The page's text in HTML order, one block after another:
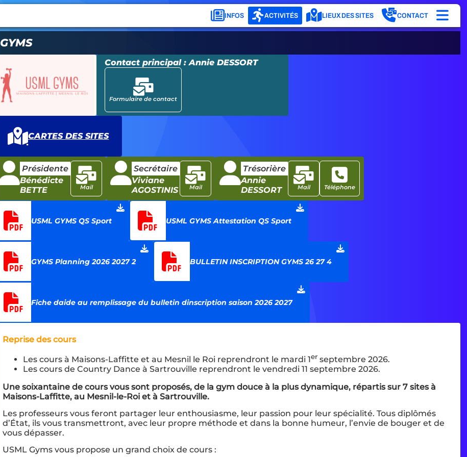
INFOS ACTIVITÉS LIEUX DES SITES CONTACT
GYMS
Contact principal :Annie DESSORT
Formulaire de contact
CARTES DES SITES
Présidente
Bénédicte
BETTE
Mail
Secrétaire
Viviane
AGOSTINIS
Mail
Trésorière
Annie
DESSORT
Mail Téléphone
USML GYMS QS Sport USML GYMS Attestation QS Sport
GYMS Planning 2026 2027 2 BULLETIN INSCRIPTION GYMS 26 27 4
Fiche daide au remplissage du bulletin dinscription saison 2026 2027
Reprise des cours
Les cours à Maisons-Laffitte et au Mesnil le Roi reprendront le mardi 1er septembre 2026.
Les cours de Country Dance à Sartrouville reprendront le vendredi 11 septembre 2026.
Une soixantaine de cours vous sont proposés, de la gym douce à la plus dynamique, répartis sur 7 sites à
Maisons-Laffitte, au Mesnil-le-Roi et à Sartrouville.
Les professeurs vous feront partager leur enthousiasme, leur passion pour leur spécialité. Tous diplômés
d’État, ils vous transmettront, avec leur propre méthode et dans la bonne humeur, l’envie de bouger et de
vous dépasser.
USML Gyms vous propose un grand choix de cours :